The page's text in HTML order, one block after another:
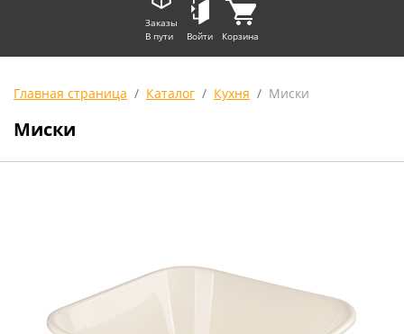
Заказы
В пути
Войти Корзина
Главная страница Каталог Кухня Миски
Миски